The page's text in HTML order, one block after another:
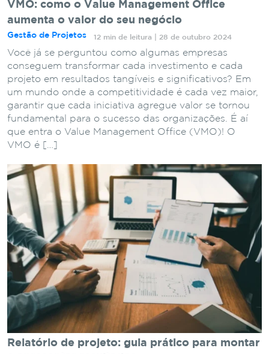
VMO: como o Value Management Office
aumenta o valor do seu negócio
Gestão de Projetos 12 min de leitura | 28 de outubro 2024
Você já se perguntou como algumas empresas
conseguem transformar cada investimento e cada
projeto em resultados tangíveis e significativos? Em
um mundo onde a competitividade é cada vez maior,
garantir que cada iniciativa agregue valor se tornou
fundamental para o sucesso das organizações. É aí
que entra o Value Management Office (VMO)! O
VMO é […]
Relatório de projeto: guia prático para montar